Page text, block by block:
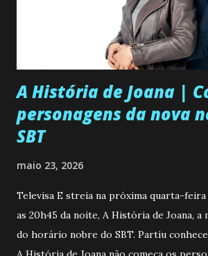
A História de Joana |
personagens da nova
SBT
maio 23, 2026
Televisa E streia na próxima quarta-feira
as 20h45 da noite, A História de Joana, a
do horário nobre do SBT. Partiu